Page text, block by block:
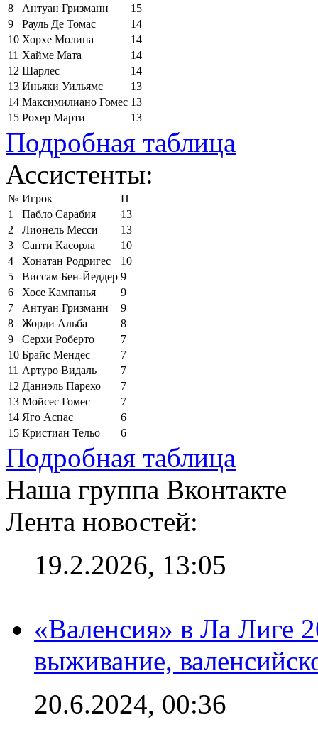
8
Антуан Гризманн
15
9
Рауль Де Томас
14
10 Хорхе Молина
14
11 Хайме Мата
14
12 Шарлес
14
13 Иньяки Уильямс
13
14 Максимилиано Гомес 13
15 Рохер Марти 13
Подробная таблица
Ассистенты:
№ Игрок
П
1
Пабло Сарабия
13
2
Лионель Месси
13
3
Санти Касорла
10
4
Хонатан Родригес
10
5
Виссам Бен-Йеддер 9
6
Хосе Кампанья
9
7
Антуан Гризманн
9
8
Жорди Альба
8
9
Серхи Роберто
7
10 Брайс Мендес
7
11 Артуро Видаль
7
12 Даниэль Парехо
7
13 Мойсес Гомес
7
14 Яго Аспас
6
15 Кристиан Тельо 6
Подробная таблица
Наша группа Вконтакте
Лента новостей:
19.2.2026, 13:05
«Валенсия» в Ла Лиге
выживание,
20.6.2024, 00:36